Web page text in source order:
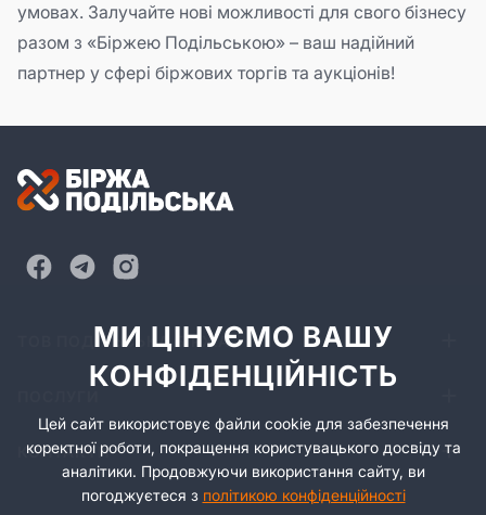
умовах. Залучайте нові можливості для свого бізнесу
разом з «Біржею Подільською» – ваш надійний
партнер у сфері біржових торгів та аукціонів!
ТОВ ПОДІЛЬСЬКА БІРЖА
КОНТАКТИ
МИ ЦІНУЄМО ВАШУ
КОНФІДЕНЦІЙНІСТЬ
Цей сайт використовує файли cookie для забезпечення
коректної роботи, покращення користувацького досвіду та
аналітики. Продовжуючи використання сайту, ви
погоджуєтеся з політикою конфіденційності